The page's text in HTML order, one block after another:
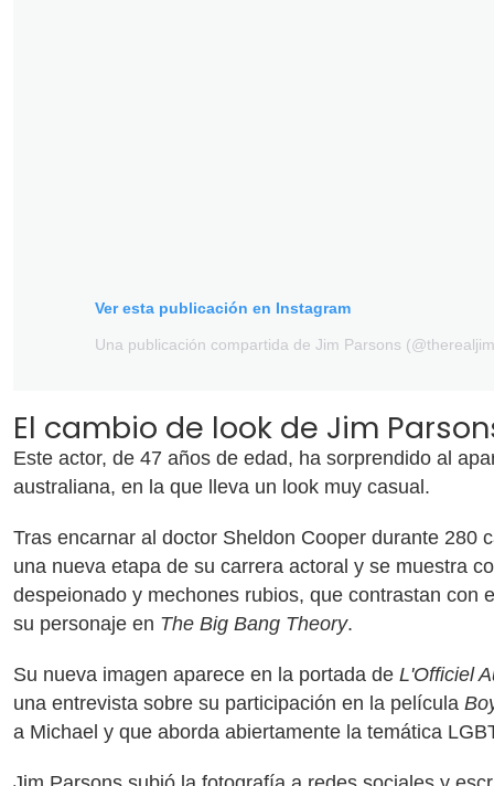
Ver esta publicación en Instagram
Una publicación compartida de Jim Parsons
El cambio de look de Jim
Este actor, de 47 años de edad, ha sorprendido al
australiana, en la que lleva un look muy casual.
Tras encarnar al doctor Sheldon Cooper durante 280
una nueva etapa de su carrera actoral y se muestra
despeionado y mechones rubios, que contrastan con
su personaje en The Big Bang Theory.
Su nueva imagen aparece en la portada de L'Officiel
una entrevista sobre su participación en la película
a Michael y que aborda abiertamente la temática